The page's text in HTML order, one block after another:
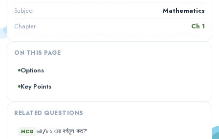
Subject Mathematics
Chapter Ch 1
ON THIS PAGE
Options
Key Points
RELATED QUESTIONS
MCQ ৬৪/৮১ এর বর্গমূল কত?